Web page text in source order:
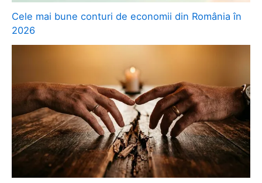
Cele mai bune conturi de economii din România în
2026